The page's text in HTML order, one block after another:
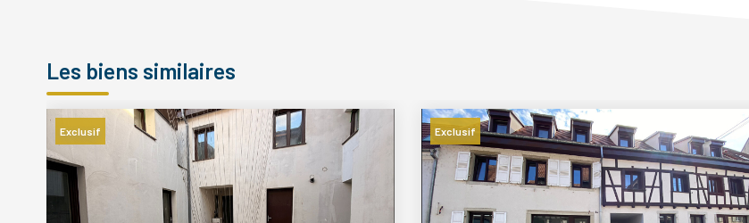
Les biens similaires
Exclusif Exclusif